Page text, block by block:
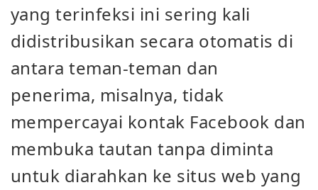
yang terinfeksi ini sering kali
didistribusikan secara otomatis di
antara teman-teman dan
penerima, misalnya, tidak
mempercayai kontak Facebook dan
membuka tautan tanpa diminta
untuk diarahkan ke situs web yang